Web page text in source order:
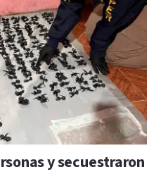
y secuestraron